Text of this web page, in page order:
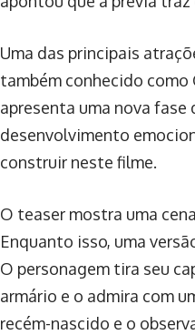
Uma das principais
também conhecido como
apresenta uma nova fase
desenvolvimento
construir neste filme.
O teaser mostra uma
Enquanto isso, uma
O personagem tira seu
armário e o admira com
recém-nascido e o